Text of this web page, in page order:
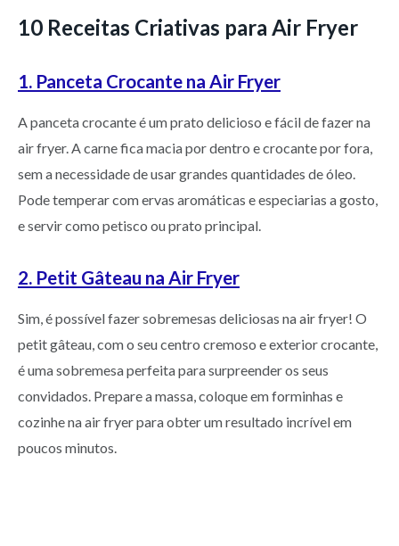
10 Receitas Criativas para Air Fryer
1. Panceta Crocante na Air Fryer
A panceta crocante é um prato delicioso e fácil de fazer na
air fryer. A carne fica macia por dentro e crocante por fora,
sem a necessidade de usar grandes quantidades de óleo.
Pode temperar com ervas aromáticas e especiarias a gosto,
e servir como petisco ou prato principal.
2. Petit Gâteau na Air Fryer
Sim, é possível fazer sobremesas deliciosas na air fryer! O
petit gâteau, com o seu centro cremoso e exterior crocante,
é uma sobremesa perfeita para surpreender os seus
convidados. Prepare a massa, coloque em forminhas e
cozinhe na air fryer para obter um resultado incrível em
poucos minutos.